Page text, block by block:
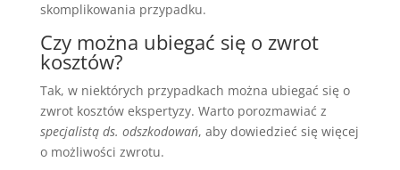
skomplikowania przypadku.
Czy można ubiegać się o zwrot
kosztów?
Tak, w niektórych przypadkach można ubiegać się o
zwrot kosztów ekspertyzy. Warto porozmawiać z
specjalistą ds. odszkodowań, aby dowiedzieć się więcej
o możliwości zwrotu.